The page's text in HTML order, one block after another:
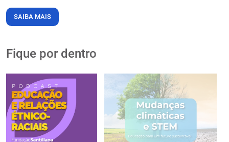
SAIBA MAIS
Fique por dentro